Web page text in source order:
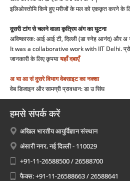
इलिओस्तोमि किये हुए मरीजों के मल को एककृत करने के
दूसरी टांग से चलने वाला कृत्रिम अंग का घुटना
अविष्कारक: आई आई टी, दिल्ली (डा स्नेह आनंद) और अ
It was a collaborative work with IIT Delhi.
जानकारी के लिए कृपयायहाँ दबाएँ
अ भा आ संदुसरे विभागवेबसाइट का नक्शा
वेब डिजाइन और सामग्री प्रावधान: डा उ सिंघ
हमसे संपर्क करें
अखिल भारतीय आयुर्विज्ञान संस्थान
अंसारी नगर, नई दिल्ली - 110029
+91-11-26588500 / 26588700
फैक्स: +91-11-26588663 / 26588641